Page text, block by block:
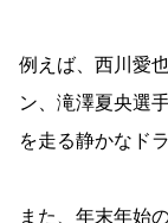
例えば、西川愛
ン、滝澤夏央選
を走る静かなド
また、年末年始